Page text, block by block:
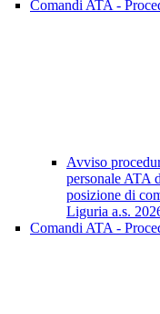
Comandi ATA -
Avviso
personale ATA
posizione di
Liguria a.s.
Comandi ATA -